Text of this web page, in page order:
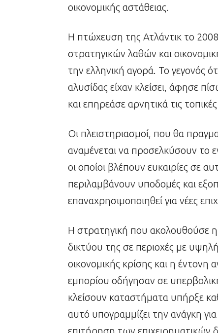
οικονομικής αστάθειας.
Η πτώχευση της Ατλάντικ το
στρατηγικών λαθών και
την ελληνική αγορά. Το γεγονός
αλυσίδας είχαν κλείσει, άφησε
και επηρεάσε αρνητικά τις τοπικές
Οι πλειστηριασμοί, που θα
αναμένεται να προσελκύσουν το
οι οποίοι βλέπουν ευκαιρίες σε
περιλαμβάνουν υποδομές και
επαναχρησιμοποιηθεί για νέες
Η στρατηγική που ακολουθούσε
δικτύου της σε περιοχές με
οικονομικής κρίσης και η έντονη
εμπορίου οδήγησαν σε
κλείσουν καταστήματα υπήρξε
αυτό υπογραμμίζει την ανάγκη